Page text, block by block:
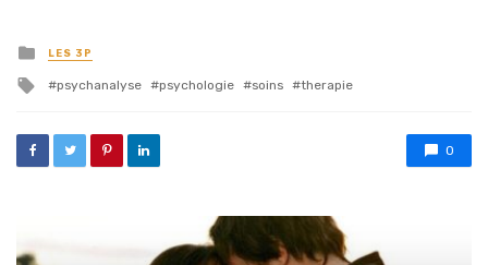
Posted in
LES 3P
Tagged with
psychanalyse psychologie soins therapie
0